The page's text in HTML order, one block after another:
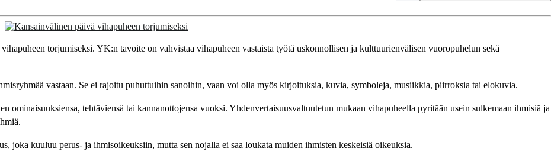
torjumiseksi. YK:n tavoite on vahvistaa vihapuheen vastaista työtä uskonnollisen ja kulttuurienvälisen vuoropuhelun sekä
vastaan. Se ei rajoitu puhuttuihin sanoihin, vaan voi olla myös kirjoituksia, kuvia, symboleja, musiikkia, piirroksia tai elokuvia.
ominaisuuksiensa, tehtäviensä tai kannanottojensa vuoksi. Yhdenvertaisuusvaltuutetun mukaan vihapuheella pyritään usein sulkemaan ihmisiä ja
joka kuuluu perus- ja ihmisoikeuksiin, mutta sen nojalla ei saa loukata muiden ihmisten keskeisiä oikeuksia.